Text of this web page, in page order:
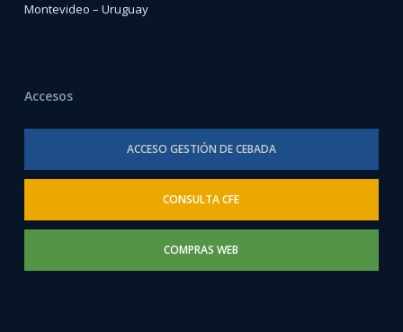
Montevideo – Uruguay
Accesos
ACCESO GESTIÓN DE CEBADA
CONSULTA CFE
COMPRAS WEB